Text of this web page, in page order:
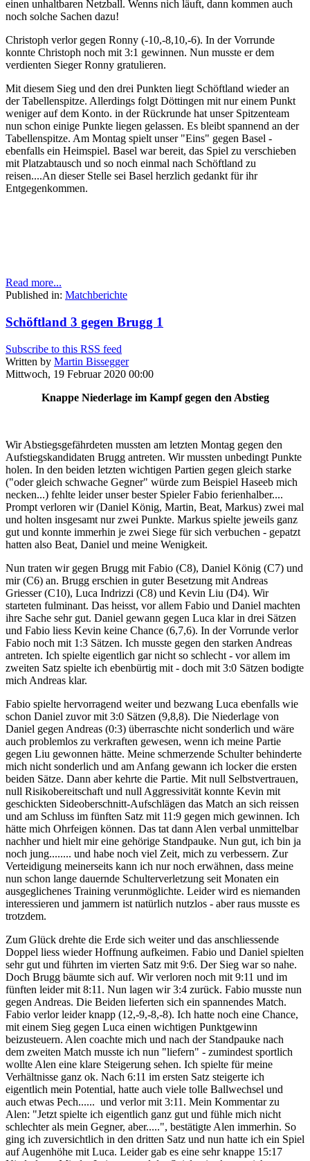
einen unhaltbaren Netzball. Wenns nich läuft, dann kommen auch
noch solche Sachen dazu!
Christoph verlor gegen Ronny (-10,-8,10,-6). In der Vorrunde
konnte Christoph noch mit 3:1 gewinnen. Nun musste er dem
verdienten Sieger Ronny gratulieren.
Mit diesem Sieg und den drei Punkten liegt Schöftland wieder an
der Tabellenspitze. Allerdings folgt Döttingen mit nur einem Punkt
weniger auf dem Konto. in der Rückrunde hat unser Spitzenteam
nun schon einige Punkte liegen gelassen. Es bleibt spannend an der
Tabellenspitze. Am Montag spielt unser "Eins" gegen Basel -
ebenfalls ein Heimspiel. Basel war bereit, das Spiel zu verschieben
mit Platzabtausch und so noch einmal nach Schöftland zu
reisen....An dieser Stelle sei Basel herzlich gedankt für ihr
Entgegenkommen.
Read more...
Published in: Matchberichte
Schöftland 3 gegen Brugg 1
Subscribe to this RSS feed
Written by Martin Bissegger
Mittwoch, 19 Februar 2020 00:00
Knappe Niederlage im Kampf gegen den Abstieg
Wir Abstiegsgefährdeten mussten am letzten Montag gegen den
Aufstiegskandidaten Brugg antreten. Wir mussten unbedingt Punkte
holen. In den beiden letzten wichtigen Partien gegen gleich starke
("oder gleich schwache Gegner" würde zum Beispiel Haseeb mich
necken...) fehlte leider unser bester Spieler Fabio ferienhalber....
Prompt verloren wir (Daniel König, Martin, Beat, Markus) zwei mal
und holten insgesamt nur zwei Punkte. Markus spielte jeweils ganz
gut und konnte immerhin je zwei Siege für sich verbuchen - gepatzt
hatten also Beat, Daniel und meine Wenigkeit.
Nun traten wir gegen Brugg mit Fabio (C8), Daniel König (C7) und
mir (C6) an. Brugg erschien in guter Besetzung mit Andreas
Griesser (C10), Luca Indrizzi (C8) und Kevin Liu (D4). Wir
starteten fulminant. Das heisst, vor allem Fabio und Daniel machten
ihre Sache sehr gut. Daniel gewann gegen Luca klar in drei Sätzen
und Fabio liess Kevin keine Chance (6,7,6). In der Vorrunde verlor
Fabio noch mit 1:3 Sätzen. Ich musste gegen den starken Andreas
antreten. Ich spielte eigentlich gar nicht so schlecht - vor allem im
zweiten Satz spielte ich ebenbürtig mit - doch mit 3:0 Sätzen bodigte
mich Andreas klar.
Fabio spielte hervorragend weiter und bezwang Luca ebenfalls wie
schon Daniel zuvor mit 3:0 Sätzen (9,8,8). Die Niederlage von
Daniel gegen Andreas (0:3) überraschte nicht sonderlich und wäre
auch problemlos zu verkraften gewesen, wenn ich meine Partie
gegen Liu gewonnen hätte. Meine schmerzende Schulter behinderte
mich nicht sonderlich und am Anfang gewann ich locker die ersten
beiden Sätze. Dann aber kehrte die Partie. Mit null Selbstvertrauen,
null Risikobereitschaft und null Aggressivität konnte Kevin mit
geschickten Sideoberschnitt-Aufschlägen das Match an sich reissen
und am Schluss im fünften Satz mit 11:9 gegen mich gewinnen. Ich
hätte mich Ohrfeigen können. Das tat dann Alen verbal unmittelbar
nachher und hielt mir eine gehörige Standpauke. Nun gut, ich bin ja
noch jung........ und habe noch viel Zeit, mich zu verbessern. Zur
Verteidigung meinerseits kann ich nur noch erwähnen, dass meine
nun schon lange dauernde Schulterverletzung seit Monaten ein
ausgeglichenes Training verunmöglichte. Leider wird es niemanden
interessieren und jammern ist natürlich nutzlos - aber raus musste es
trotzdem.
Zum Glück drehte die Erde sich weiter und das anschliessende
Doppel liess wieder Hoffnung aufkeimen. Fabio und Daniel spielten
sehr gut und führten im vierten Satz mit 9:6. Der Sieg war so nahe.
Doch Brugg bäumte sich auf. Wir verloren noch mit 9:11 und im
fünften leider mit 8:11. Nun lagen wir 3:4 zurück. Fabio musste nun
gegen Andreas. Die Beiden lieferten sich ein spannendes Match.
Fabio verlor leider knapp (12,-9,-8,-8). Ich hatte noch eine Chance,
mit einem Sieg gegen Luca einen wichtigen Punktgewinn
beizusteuern. Alen coachte mich und nach der Standpauke nach
dem zweiten Match musste ich nun "liefern" - zumindest sportlich
wollte Alen eine klare Steigerung sehen. Ich spielte für meine
Verhältnisse ganz ok. Nach 6:11 im ersten Satz steigerte ich
eigentlich mein Potential, hatte auch viele tolle Ballwechsel und
auch etwas Pech...... und verlor mit 3:11. Mein Kommentar zu
Alen: "Jetzt spielte ich eigentlich ganz gut und fühle mich nicht
schlechter als mein Gegner, aber.....", bestätigte Alen immerhin. So
ging ich zuversichtlich in den dritten Satz und nun hatte ich ein Spiel
auf Augenhöhe mit Luca. Leider gab es eine sehr knappe 15:17